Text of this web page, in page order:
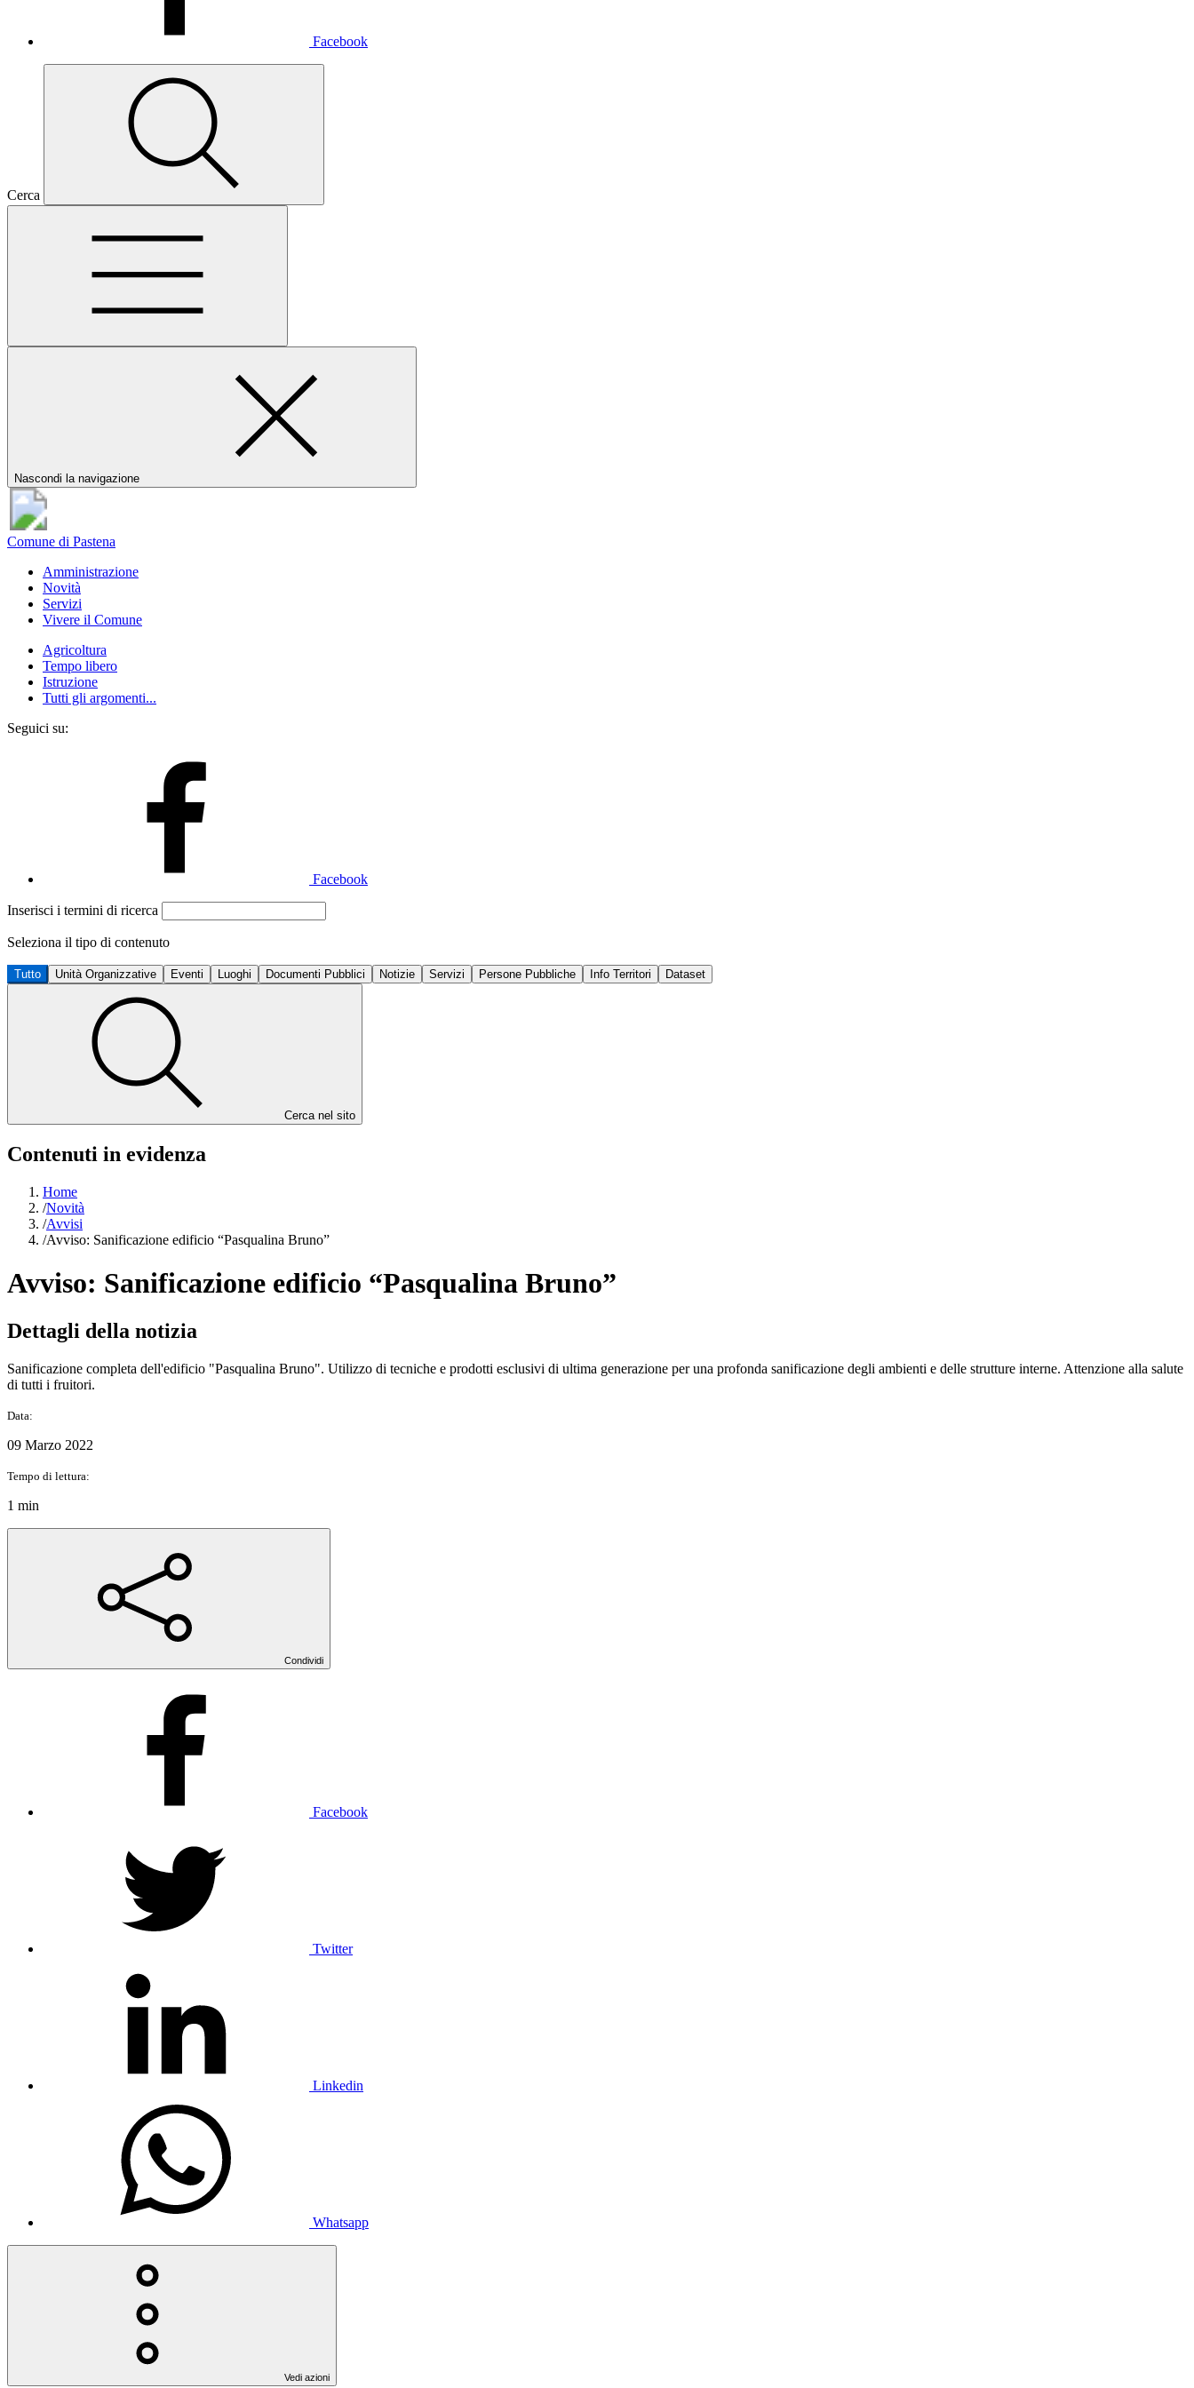
Facebook
Cerca
Nascondi la navigazione
Comune di Pastena
Amministrazione
Novità
Servizi
Vivere il Comune
Agricoltura
Tempo libero
Istruzione
Tutti gli argomenti...
Seguici su:
Facebook
Inserisci i termini di ricerca
Seleziona il tipo di contenuto
Tutto Unità Organizzative Eventi Luoghi Documenti Pubblici Notizie Servizi Persone Pubbliche Info Territori Dataset
Cerca nel sito
Contenuti in evidenza
Home
/Novità
/Avvisi
/Avviso: Sanificazione edificio “Pasqualina Bruno”
Avviso: Sanificazione edificio “Pasqualina Bruno”
Dettagli della notizia
Sanificazione completa dell'edificio "Pasqualina Bruno". Utilizzo di tecniche e prodotti esclusivi di ultima generazione per una profonda sanificazione degli ambienti e delle strutture interne. Attenzione alla salute
di tutti i fruitori.
Data:
09 Marzo 2022
Tempo di lettura:
1 min
Condividi
Facebook
Twitter
Linkedin
Whatsapp
Vedi azioni